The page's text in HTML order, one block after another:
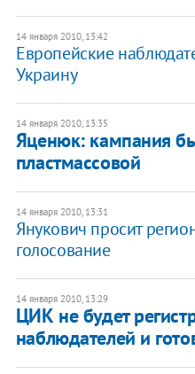
14 января 2010, 13:42
Европейские
Украину
14 января 2010, 13:35
Яценюк: кампания
пластмассовой
14 января 2010, 13:31
Янукович просит
голосование
14 января 2010, 13:29
ЦИК не будет
наблюдателей и